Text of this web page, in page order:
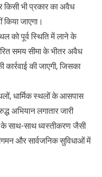
किसी भी प्रकार का अवैध
किया जाएगा।
को पूर्व स्थिति में लाने के
समय सीमा के भीतर अवैध
कार्रवाई की जाएगी, जिसका
धार्मिक स्थलों के आसपास
अभियान लगातार जारी
के साथ-साथ ध्वस्तीकरण जैसी
और सार्वजनिक सुविधाओं में